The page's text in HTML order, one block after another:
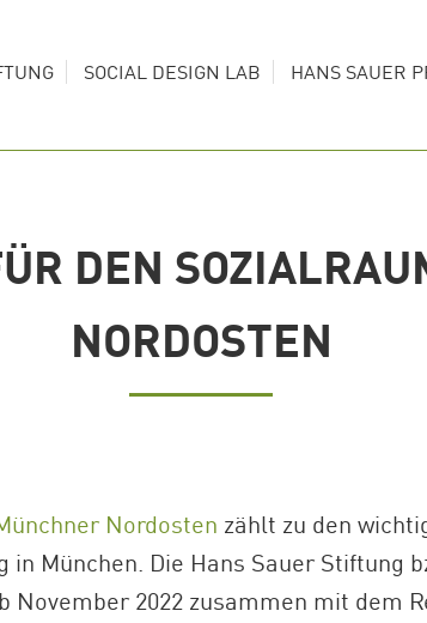
Nordosten
SOCIAL DESIGN LAB HANS SAUER
DEN
NORDOSTEN
Nordosten zählt zu den
München. Die Hans Sauer Stiftung
November 2022 zusammen mit dem